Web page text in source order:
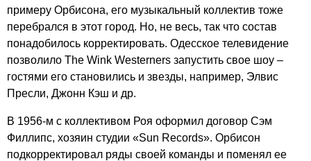
примеру Орбисона, его музыкальный коллектив тоже
перебрался в этот город. Но, не весь, так что состав
понадобилось корректировать. Одесское телевидение
позволило The Wink Westerners запустить свое шоу –
гостями его становились и звезды, например, Элвис
Пресли, Джонн Кэш и др.
В 1956-м с коллективом Роя оформил договор Сэм
Филлипс, хозяин студии «Sun Records». Орбисон
подкорректировал ряды своей команды и поменял ее